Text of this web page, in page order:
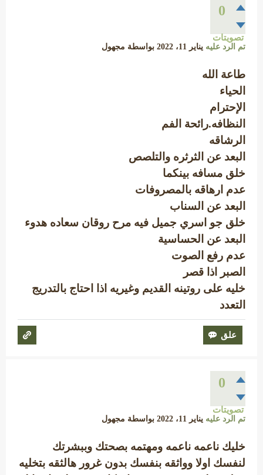
0
تصويتات
تم الرد عليه يناير 11، 2022 بواسطة مجهول
طاعة الله
الحياء
الإحترام
النظافه.رائحة الفم
الرشاقه
البعد عن الثرثره والتلصص
خلق مسافه بينكما
عدم ارهاقه بالمصروفات
البعد عن السناب
خلق جو اسري جميل فيه مرح روقان سعاده هدوء
البعد عن الحساسية
عدم رفع الصوت
الصبر اذا قصر
خليه على روتينه القديم وغيريه اذا احتاج بالتدريج
التعدد
0
تصويتات
تم الرد عليه يناير 11، 2022 بواسطة مجهول
خليك ناعمه ناعمه ومهتمه بصحتك وببشرتك
لنفسك اولا وواثقه بنفسك بدون غرور هالثقه بتخليه